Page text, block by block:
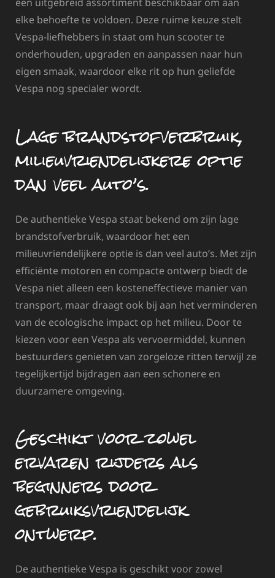
elke behoefte te voldoen. Deze ruime keuze stelt
Vespa-liefhebbers in staat om hun scooter te
onderhouden, upgraden en aanpassen naar hun
eigen smaak, waardoor elke rit op hun geliefde
Vespa nog specialer wordt.
Lage brandstofverbruik,
milieuvriendelijkere optie
dan veel auto’s.
De authentieke Vespa staat bekend om zijn lage
brandstofverbruik, waardoor het een
milieuvriendelijkere optie is dan veel auto’s. Met zijn
efficiënte motoren en compacte ontwerp biedt de
Vespa niet alleen een kosteneffectieve manier van
transport, maar draagt ook bij aan het verminderen
van de ecologische impact op het milieu. Door te
kiezen voor een Vespa als vervoermiddel, kunnen
bestuurders genieten van zorgeloze ritten terwijl ze
tegelijkertijd bijdragen aan een schonere en
duurzamere omgeving.
Geschikt voor zowel
ervaren rijders als
beginners door
gebruiksvriendelijk
ontwerp.
De authentieke Vespa is geschikt voor zowel